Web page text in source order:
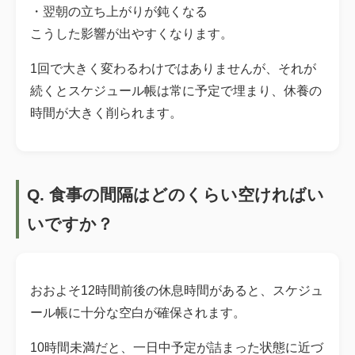
・翌朝の立ち上がりが鈍くなる
こうした影響が出やすくなります。
1回で大きく変わるわけではありませんが、それが
続くとスケジュール帳は常に予定で埋まり、休養の
時間が大きく削られます。
Q. 食事の間隔はどのくらい空ければい
いですか？
おおよそ12時間前後の休息時間があると、スケジュ
ール帳に十分な空白が確保されます。
10時間未満だと、一日中予定が詰まった状態に近づ